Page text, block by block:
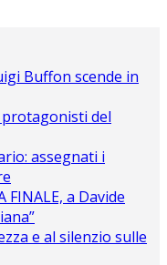
Buffon scende in
del
assegnati i
FINALE, a Davide
e al silenzio sulle